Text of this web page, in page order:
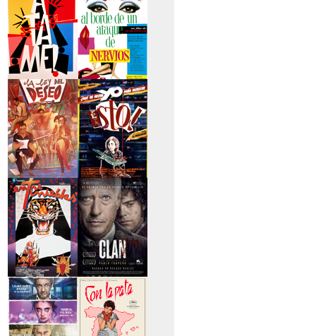
>Átame
>Mujeres al borde
de un...
>La ley del deseo
>Qué he hecho yo
para...
>Entre tinieblas >El Clan